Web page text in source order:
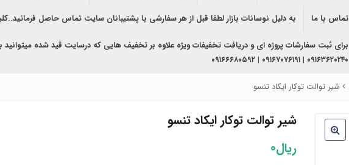
تماس با ما به دلیل نوسانات بازار لطفا قبل از هر سفارشی با پشتیبانان سایت تماس حاصل
برای ثبت سفارشات پروژه ای و دریافت تخفیفات ویژه علاوه بر تخفیف هایی که درسایت قید شده
۰۹۱۶۳۶۲۰۲۴۰ | ۰۹۱۶۷۰۷۶۱۹۱ | ۰۹۱۶۶۶۸۰۵۹۲
شیر توالت توکار ایکاد تنسو
شیر توالت توکار ایکاد تنسو
ریال0